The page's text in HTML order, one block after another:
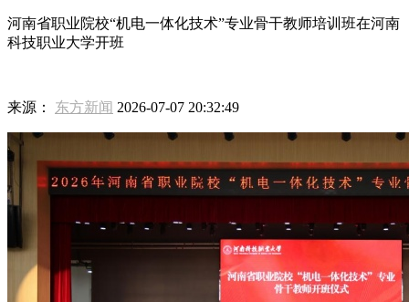
河南省职业院校“机电一体化技术”专业骨干教师培训班在河南
科技职业大学开班
来源： 东方新闻 2026-07-07 20:32:49